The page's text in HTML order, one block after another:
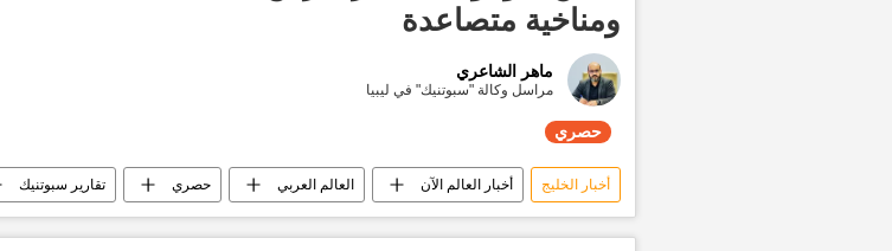
ومناخية متصاعدة
ماهر الشاعري
مراسل وكالة "سبوتنيك" في ليبيا
حصري
أخبار الخليج أخبار العالم الآن العالم العربي حصري تقارير سبوتنيك